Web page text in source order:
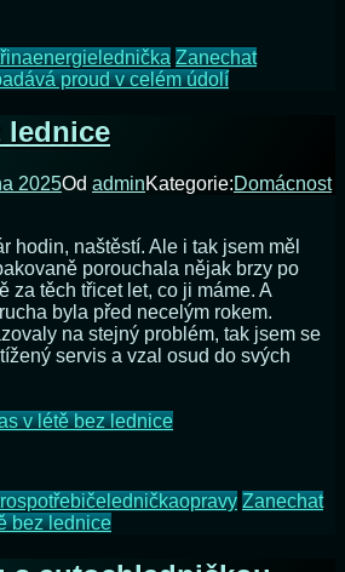
energielednička Zanechat
proud v celém údolí
lednice
2025Od adminKategorie:Domácnost
hodin, naštěstí. Ale i tak jsem měl
porouchala nějak brzy po
za těch třicet let, co ji máme. A
byla před necelým rokem.
na stejný problém, tak jsem se
servis a vzal osud do svých
v létě bez lednice
ledničkaopravy Zanechat
bez lednice